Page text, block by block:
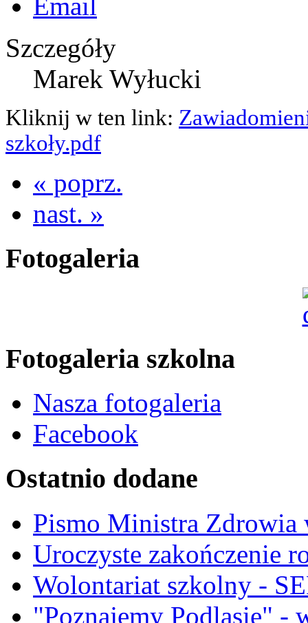
Szczegóły
Marek Wyłucki
Kliknij w ten link:
szkoły.pdf
« poprz.
nast. »
Fotogaleria
Fotogaleria szkolna
Nasza fotogaleria
Facebook
Ostatnio dodane
Pismo Ministra Zdrowia
Uroczyste zakończenie
Wolontariat szkolny -
"Poznajemy Podlasie" -